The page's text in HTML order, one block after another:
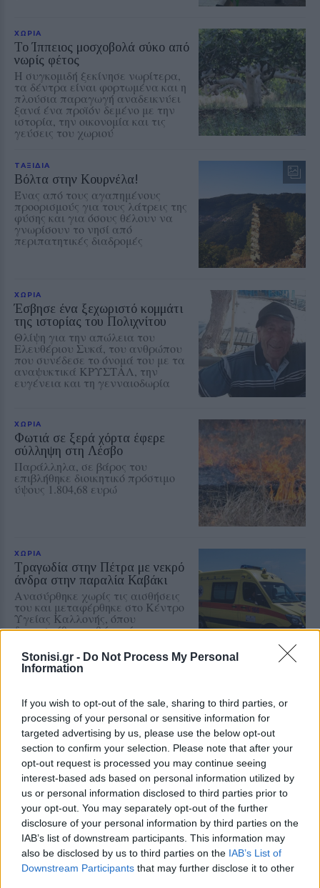
Stonisi.gr - Do Not Process My Personal
Information
If you wish to opt-out of the sale, sharing to third parties, or
processing of your personal or sensitive information for
targeted advertising by us, please use the below opt-out
section to confirm your selection. Please note that after your
opt-out request is processed you may continue seeing
interest-based ads based on personal information utilized by
us or personal information disclosed to third parties prior to
your opt-out. You may separately opt-out of the further
disclosure of your personal information by third parties on the
IAB’s list of downstream participants. This information may
also be disclosed by us to third parties on the IAB’s List of
Downstream Participants that may further disclose it to other
ΧΩΡΙΑ
Το Ίππειος μοσχοβολά σύκο από
νωρίς φέτος
Η συγκομιδή ξεκίνησε νωρίτερα,
τα δέντρα είναι φορτωμένα και η
πλούσια παραγωγή αναδεικνύει
ξανά ένα προϊόν δεμένο με την
ιστορία, την οικονομία και τις
γεύσεις του χωριού
ΤΑΞΙΔΙΑ
Βόλτα στην Κουρνέλα!
Ένας από τους αγαπημένους
προορισμούς για τους λάτρεις της
φύσης και για όσους θέλουν να
γνωρίσουν το νησί από
περιπατητικές διαδρομές
ΧΩΡΙΑ
Έσβησε ένα ξεχωριστό κομμάτι
της ιστορίας του Πολιχνίτου
Θλίψη για την απώλεια του
Ελευθέριου Συκά, του ανθρώπου
που συνέδεσε το όνομά του με τα
αναψυκτικά ΚΡΥΣΤΑΛ, την
ευγένεια και τη γενναιοδωρία
ΧΩΡΙΑ
Φωτιά σε ξερά χόρτα έφερε
σύλληψη στη Λέσβο
Παράλληλα, σε βάρος του
επιβλήθηκε διοικητικό πρόστιμο
ύψους 1.804,68 ευρώ
ΧΩΡΙΑ
Τραγωδία στην Πέτρα με νεκρό
άνδρα στην παραλία Καβάκι
Ανασύρθηκε χωρίς τις αισθήσεις
του και μεταφέρθηκε στο Κέντρο
Υγείας Καλλονής, όπου
διαπιστώθηκε ο θάνατός του
Η Θερμή γιόρτασε τους
γευστικούς θησαυρούς της
Λέσβου
Λάδι και τυρί βρέθηκαν στο
επίκεντρο της γιορτής που
πραγματοποιήθηκε στο Δημοτικό
Σχολείο της Θερμής, στο πλαίσιο
του Taste Lesvos και του Λεσβιακού
Καλοκαιριού
ΠΟΛΙΤΙΚΗ
Στη Θεσσαλονίκη τα
αποκαλυπτήρια του οικονομικού
προγράμματος της ΕΛ.Α.Σ.